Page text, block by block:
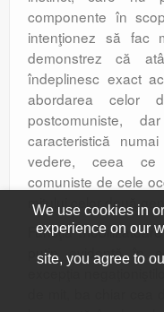
componente în
intenţionez să fac
demonstrez că
îndeplinesc exact
abordarea celor
postcomuniste,
caracteristică
vedere, ceea ce
comuniste de cele
mitului celor două
Funcţia
puţin evidentă în
excepţia
de mit, ba chiar cea
We use cookies in
experience on our
site, you agree to